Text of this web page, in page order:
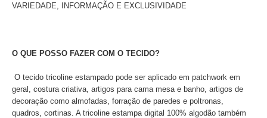
VARIEDADE, INFORMAÇÃO E EXCLUSIVIDADE
O QUE POSSO FAZER COM O TECIDO?
O tecido tricoline estampado pode ser aplicado em patchwork em
geral, costura criativa, artigos para cama mesa e banho, artigos de
decoração como almofadas, forração de paredes e poltronas,
quadros, cortinas. A tricoline estampa digital 100% algodão também